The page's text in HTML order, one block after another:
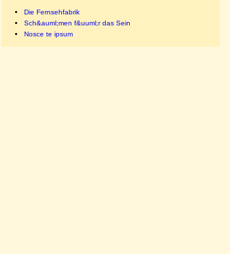
Die Fernsehfabrik
Sch&auml;men f&uuml;r das Sein
Nosce te ipsum